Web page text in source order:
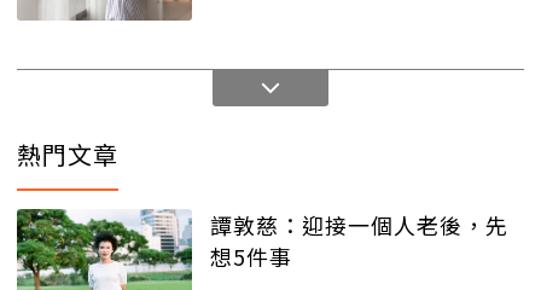
熱門文章
譚敦慈：迎接一個人老後，先
想5件事